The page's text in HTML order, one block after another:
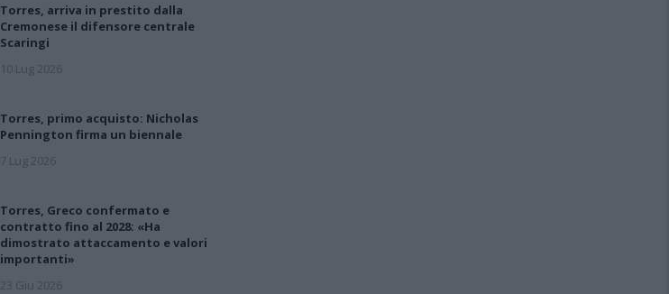
Torres, arriva in prestito dalla
Cremonese il difensore centrale
Scaringi
10 Lug 2026
Torres, primo acquisto: Nicholas
Pennington firma un biennale
7 Lug 2026
Torres, Greco confermato e
contratto fino al 2028: «Ha
dimostrato attaccamento e valori
importanti»
23 Giu 2026